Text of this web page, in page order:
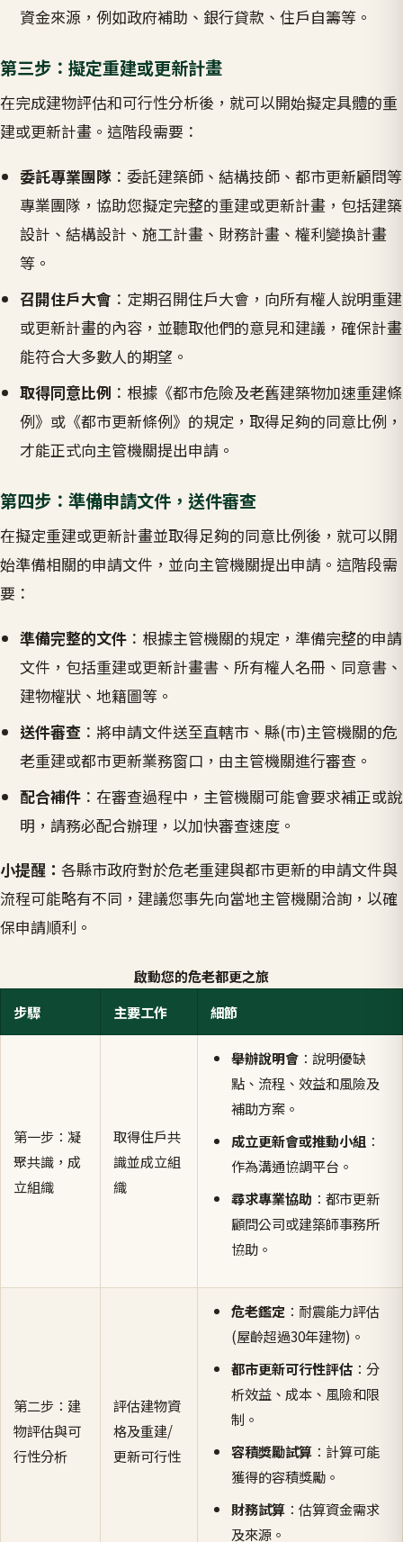
資金來源，例如政府補助、銀行貸款、住戶自籌等。
第三步：擬定重建或更新計畫
在完成建物評估和可行性分析後，就可以開始擬定具體的重
建或更新計畫。這階段需要：
委託專業團隊 ：委託建築師、結構技師、都市更新顧問等
專業團隊，協助您擬定完整的重建或更新計畫，包括建築
設計、結構設計、施工計畫、財務計畫、權利變換計畫
等。
召開住戶大會 ：定期召開住戶大會，向所有權人說明重建
或更新計畫的內容，並聽取他們的意見和建議，確保計畫
能符合大多數人的期望。
取得同意比例 ：根據《都市危險及老舊建築物加速重建條
例》或《都市更新條例》的規定，取得足夠的同意比例，
才能正式向主管機關提出申請。
第四步：準備申請文件，送件審查
在擬定重建或更新計畫並取得足夠的同意比例後，就可以開
始準備相關的申請文件，並向主管機關提出申請。這階段需
要：
準備完整的文件 ：根據主管機關的規定，準備完整的申請
文件，包括重建或更新計畫書、所有權人名冊、同意書、
建物權狀、地籍圖等。
送件審查 ：將申請文件送至直轄市、縣(市)主管機關的危
老重建或都市更新業務窗口，由主管機關進行審查。
配合補件 ：在審查過程中，主管機關可能會要求補正或說
明，請務必配合辦理，以加快審查速度。
小提醒： 各縣市政府對於危老重建與都市更新的申請文件與
流程可能略有不同，建議您事先向當地主管機關洽詢，以確
保申請順利。
啟動您的危老都更之旅
步驟
主要工作 細節
第一步：凝
聚共識，成
立組織
取得住戶共
識並成立組
織
舉辦說明會：說明優缺
點、流程、效益和風險及
補助方案。
成立更新會或推動小組 ：
作為溝通協調平台。
尋求專業協助 ：都市更新
顧問公司或建築師事務所
協助。
第二步：建
物評估與可
行性分析
評估建物資
格及重建/
更新可行性
危老鑑定 ：耐震能力評估
(屋齡超過30年建物)。
都市更新可行性評估：分
析效益、成本、風險和限
制。
容積獎勵試算：計算可能
獲得的容積獎勵。
財務試算：估算資金需求
及來源。